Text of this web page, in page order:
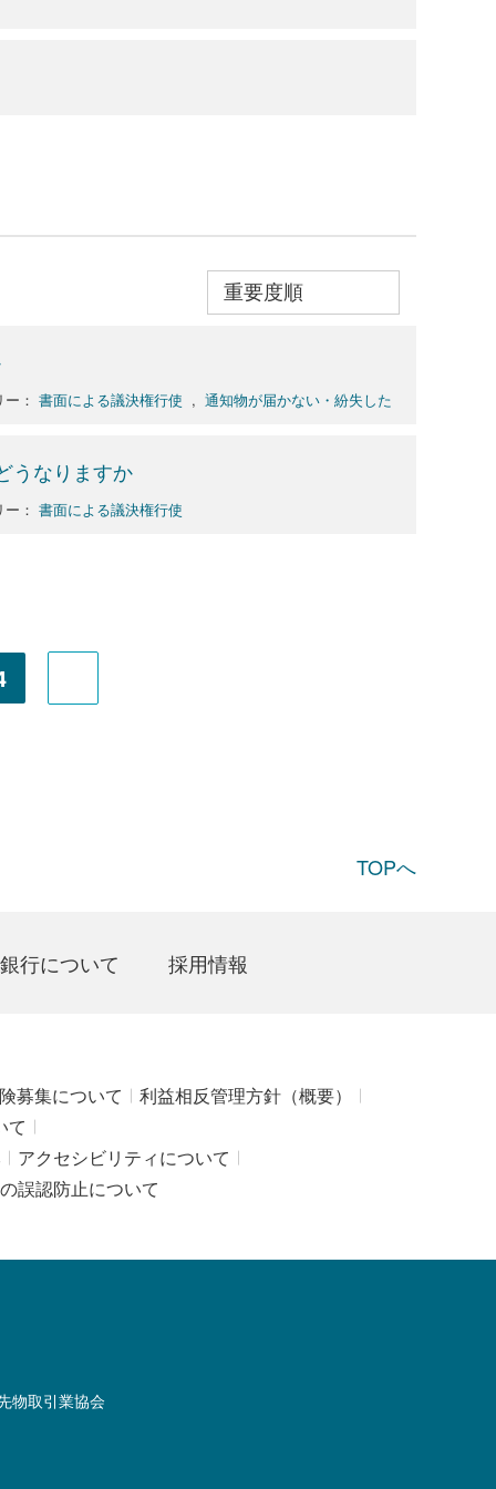
： 書面による議決権行使 , 通知物が届かない・紛失した
うなりますか
： 書面による議決権行使
TOPへ
行について 採用情報
募集について
利益相反管理方針（概要）
て
アクセシビリティについて
誤認防止について
物取引業協会